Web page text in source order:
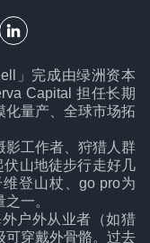
」完成由绿洲资本
Capital 担任长期
化量产、全球市场拓
影工作者、狩猎人群
山地徒步行走好几
登山杖、go pro为
一。
户外从业者（如猎
可穿戴外骨骼。过去